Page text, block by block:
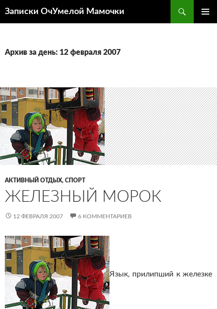
Записки ОчУмелой Мамочки
Архив за день: 12 февраля 2007
АКТИВНЫЙ ОТДЫХ, СПОРТ
ЖЕЛЕЗНЫЙ МОРОК
12 ФЕВРАЛЯ 2007 6 КОММЕНТАРИЕВ
Язык, прилипший к железке